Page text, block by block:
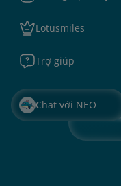
Lotusmiles
Trợ giúp
Chat với NEO